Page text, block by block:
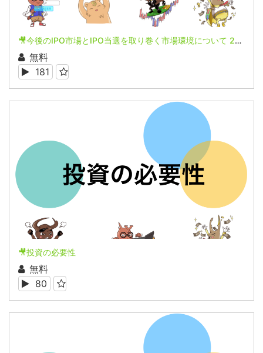
🎥今後のIPO市場とIPO当選を取り巻く市場環境について 24/03
無料
181
🎥投資の必要性
無料
80